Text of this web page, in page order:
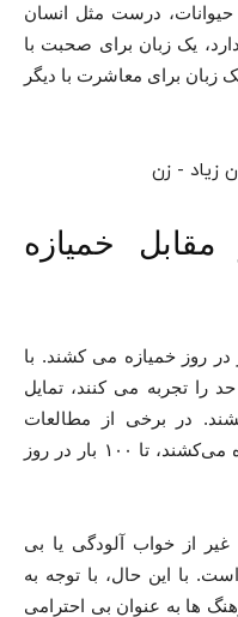
درست مثل انسان
یک زبان برای صحبت با
زبان برای معاشرت با دیگر
خمیازه
متوسط ​​انسان ها ۵ تا ۱۰ بار در روز خمیازه می کشند. با
را تجربه می کنند، تمایل
در برخی از مطالعات
موردی، افرادی که بیش از حد خمیازه می‌کشند، تا ۱۰۰ بار در روز
از خواب آلودگی یا بی
با این حال، با توجه به
ها به عنوان بی احترامی